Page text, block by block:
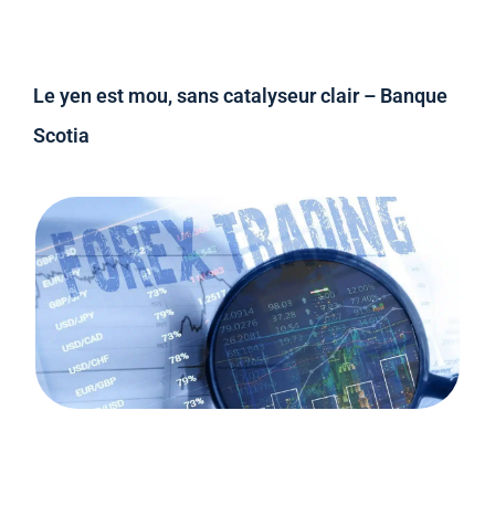
Le yen est mou, sans catalyseur clair – Banque
Scotia